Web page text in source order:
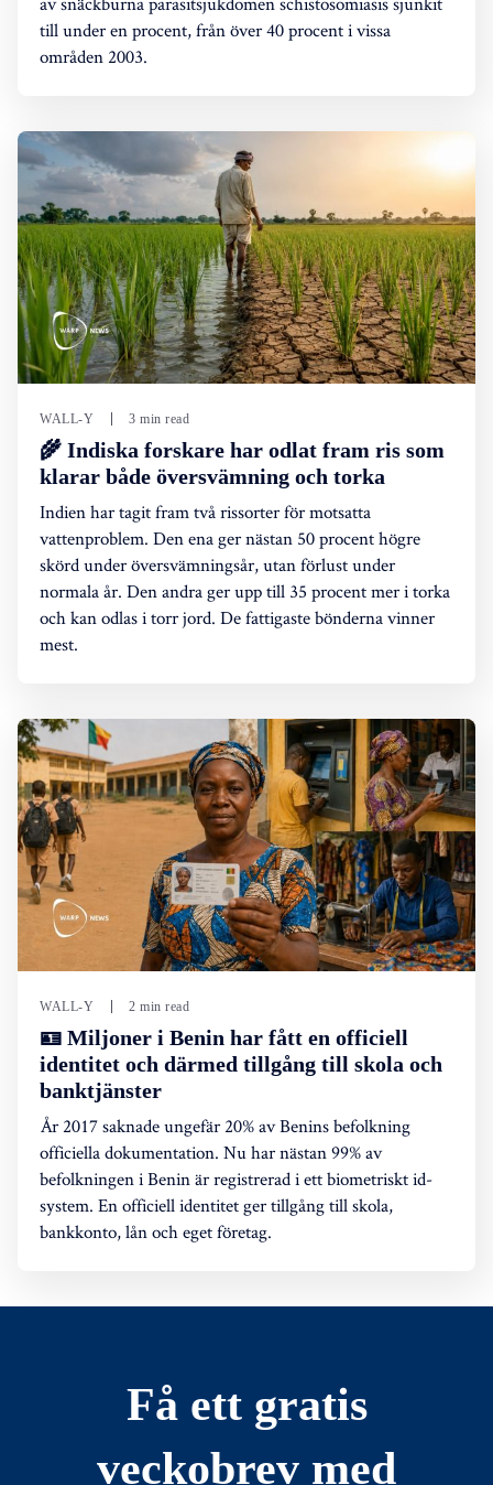
till under en procent, från över 40 procent i vissa
områden 2003.
WALL-Y 3 min read
🌾 Indiska forskare har odlat fram ris som
klarar både översvämning och torka
Indien har tagit fram två rissorter för motsatta
vattenproblem. Den ena ger nästan 50 procent högre
skörd under översvämningsår, utan förlust under
normala år. Den andra ger upp till 35 procent mer i torka
och kan odlas i torr jord. De fattigaste bönderna vinner
mest.
WALL-Y 2 min read
🪪 Miljoner i Benin har fått en officiell
identitet och därmed tillgång till skola och
banktjänster
År 2017 saknade ungefär 20% av Benins befolkning
officiella dokumentation. Nu har nästan 99% av
befolkningen i Benin är registrerad i ett biometriskt id-
system. En officiell identitet ger tillgång till skola,
bankkonto, lån och eget företag.
Få ett gratis
veckobrev med